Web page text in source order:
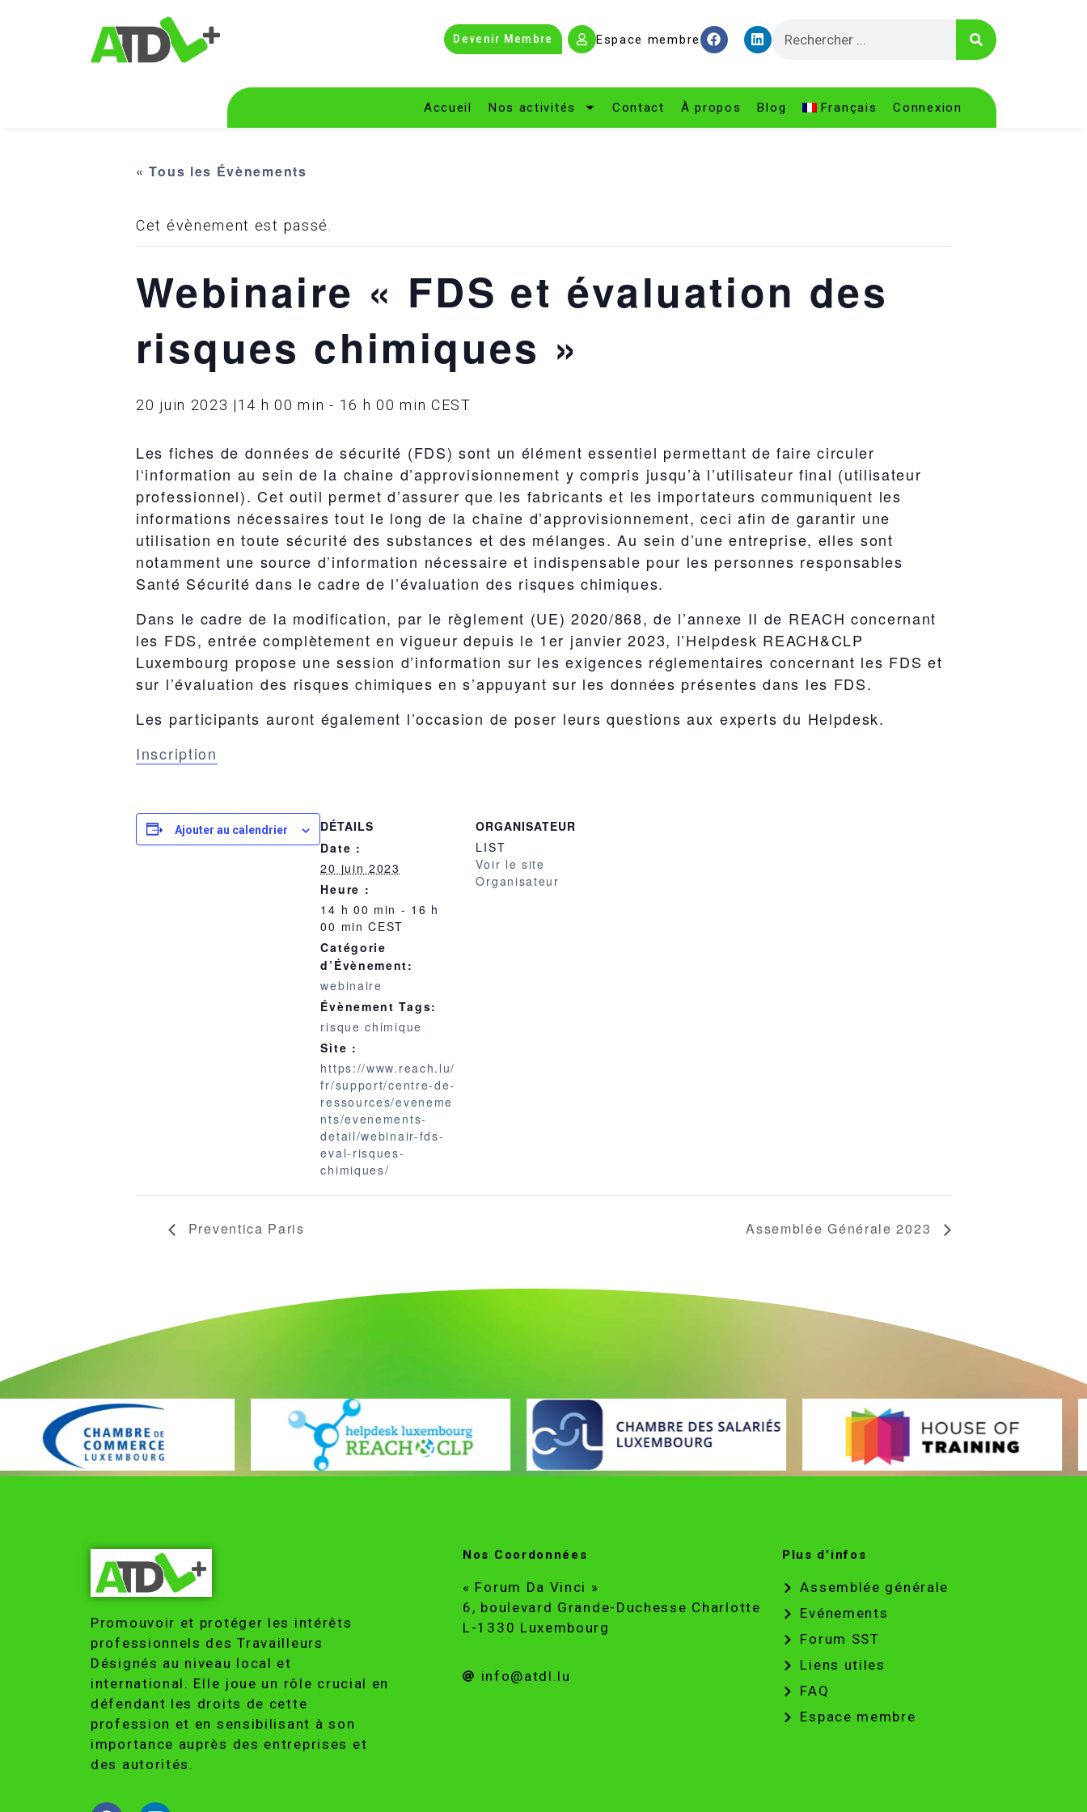
Devenir Membre Espace membre
Accueil Nos activités Contact À propos Blog Français Connexion
« Tous les Évènements
Cet évènement est passé.
Webinaire « FDS et évaluation des
risques chimiques »
20 juin 2023 |14 h 00 min - 16 h 00 min CEST
Les fiches de données de sécurité (FDS) sont un élément essentiel permettant de faire circuler
l‘information au sein de la chaine d’approvisionnement y compris jusqu’à l’utilisateur final (utilisateur
professionnel). Cet outil permet d’assurer que les fabricants et les importateurs communiquent les
informations nécessaires tout le long de la chaîne d’approvisionnement, ceci afin de garantir une
utilisation en toute sécurité des substances et des mélanges. Au sein d’une entreprise, elles sont
notamment une source d’information nécessaire et indispensable pour les personnes responsables
Santé Sécurité dans le cadre de l’évaluation des risques chimiques.
Dans le cadre de la modification, par le règlement (UE) 2020/868, de l’annexe II de REACH concernant
les FDS, entrée complètement en vigueur depuis le 1er janvier 2023, l’Helpdesk REACH&CLP
Luxembourg propose une session d’information sur les exigences réglementaires concernant les FDS et
sur l’évaluation des risques chimiques en s’appuyant sur les données présentes dans les FDS.
Les participants auront également l’occasion de poser leurs questions aux experts du Helpdesk.
Inscription
Ajouter au calendrier
DÉTAILS
Date :
20 juin 2023
Heure :
14 h 00 min - 16 h
00 minCEST
Catégorie
d’Évènement:
webinaire
Évènement Tags:
risque chimique
Site :
https://www.reach.lu/
fr/support/centre-de-
ressources/eveneme
nts/evenements-
detail/webinair-fds-
eval-risques-
chimiques/
ORGANISATEUR
LIST
Voir le site
Organisateur
Preventica Paris Assemblée Générale 2023
Promouvoir et protéger les intérêts
professionnels des Travailleurs
Désignés au niveau local et
international. Elle joue un rôle crucial en
défendant les droits de cette
profession et en sensibilisant à son
importance auprès des entreprises et
des autorités.
Nos Coordonnées
« Forum Da Vinci »
6, boulevard Grande-Duchesse Charlotte
L-1330 Luxembourg
info@atdl.lu
Plus d'infos
Assemblée générale
Evénements
Forum SST
Liens utiles
FAQ
Espace membre